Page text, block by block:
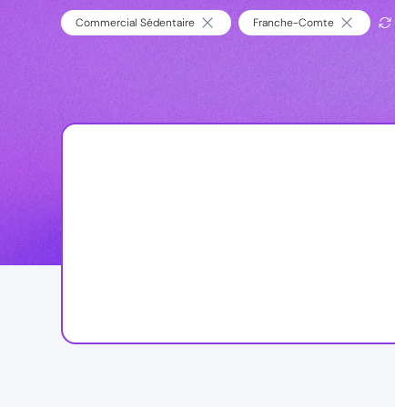
Commercial Sédentaire Franche-Comte